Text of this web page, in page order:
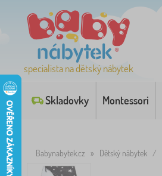
specialista na dětský nábytek
Skladovky Montessori
Babynabytek.cz » Dětský nábytek /